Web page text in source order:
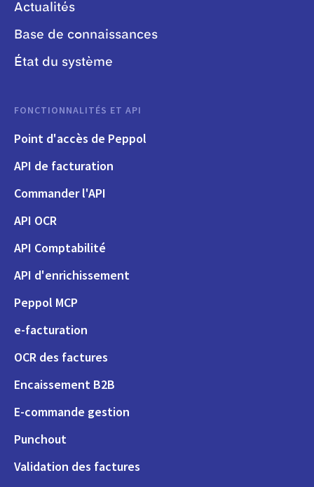
Actualités
Base de connaissances
État du système
FONCTIONNALITÉS ET API
Point d'accès de Peppol
API de facturation
Commander l'API
API OCR
API Comptabilité
API d'enrichissement
Peppol MCP
e-facturation
OCR des factures
Encaissement B2B
E-commande gestion
Punchout
Validation des factures